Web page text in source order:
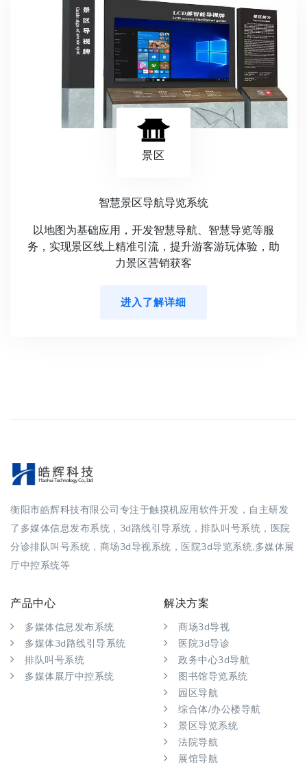
景区
智慧景区导航导览系统
以地图为基础应用，开发智慧导航、智慧导览等服
务，实现景区线上精准引流，提升游客游玩体验，助
力景区营销获客
进入了解详细
衡阳市皓辉科技有限公司专注于触摸机应用软件开发，自主研发
了多媒体信息发布系统，3d路线引导系统，排队叫号系统，医院
分诊排队叫号系统，商场3d导视系统，医院3d导览系统,多媒体展
厅中控系统等
产品中心
多媒体信息发布系统
多媒体3d路线引导系统
排队叫号系统
多媒体展厅中控系统
解决方案
商场3d导视
医院3d导诊
政务中心3d导航
图书馆导览系统
园区导航
综合体/办公楼导航
景区导览系统
法院导航
展馆导航